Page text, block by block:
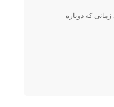
که دوباره